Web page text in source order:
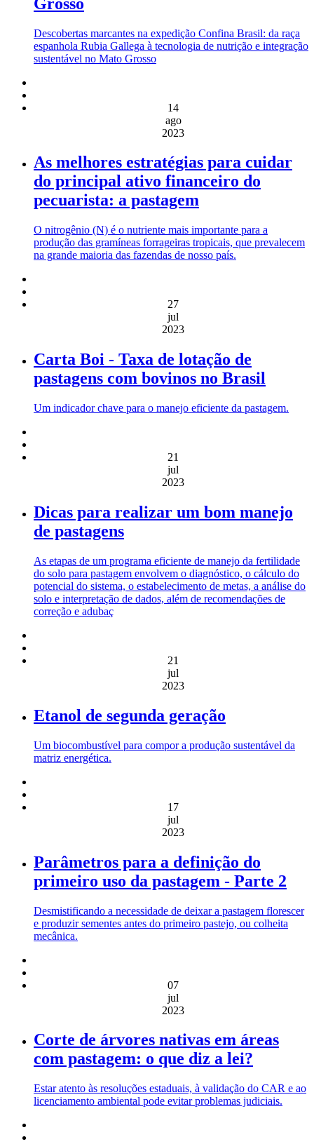
Descobertas marcantes na expedição Confina Brasil: da raça
espanhola Rubia Gallega à tecnologia de nutrição e integração
sustentável no Mato Grosso
14
ago
2023
As melhores estratégias para cuidar
do principal ativo financeiro do
pecuarista: a pastagem
O nitrogênio (N) é o nutriente mais importante para a
produção das gramíneas forrageiras tropicais, que prevalecem
na grande maioria das fazendas de nosso país.
27
jul
2023
Carta Boi - Taxa de lotação de
pastagens com bovinos no Brasil
Um indicador chave para o manejo eficiente da pastagem.
21
jul
2023
Dicas para realizar um bom manejo
de pastagens
As etapas de um programa eficiente de manejo da fertilidade
do solo para pastagem envolvem o diagnóstico, o cálculo do
potencial do sistema, o estabelecimento de metas, a análise do
solo e interpretação de dados, além de recomendações de
correção e adubaç
21
jul
2023
Etanol de segunda geração
Um biocombustível para compor a produção sustentável da
matriz energética.
17
jul
2023
Parâmetros para a definição do
primeiro uso da pastagem - Parte 2
Desmistificando a necessidade de deixar a pastagem florescer
e produzir sementes antes do primeiro pastejo, ou colheita
mecânica.
07
jul
2023
Corte de árvores nativas em áreas
com pastagem: o que diz a lei?
Estar atento às resoluções estaduais, à validação do CAR e ao
licenciamento ambiental pode evitar problemas judiciais.